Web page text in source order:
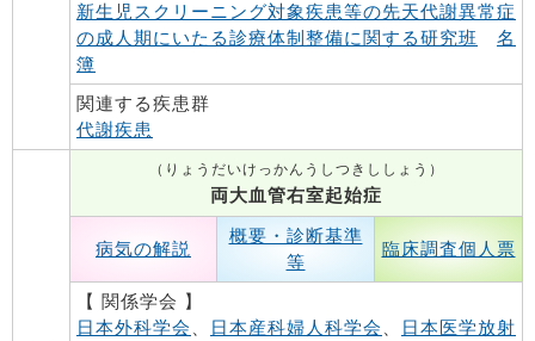
新生児スクリーニング対象疾患等の先天代謝異常症
の成人期にいたる診療体制整備に関する研究班
名
簿
関連する疾患群
代謝疾患
（りょうだいけっかんうしつきししょう）
両大血管右室起始症
病気の解説
概要・診断基準
等
臨床調査個人票
【 関係学会 】
日本外科学会 、 日本産科婦人科学会 、
日本医学放射